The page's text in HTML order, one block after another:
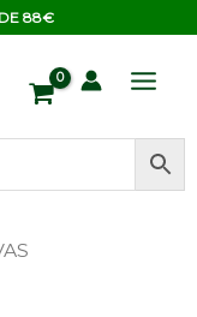
88€